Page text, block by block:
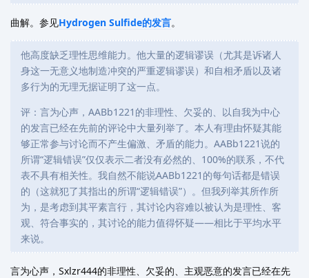
曲解。参见Hydrogen Sulfide的发言。
他高度缺乏理性思维能力。他大量的逻辑谬误（尤其是诉诸人
身这一无意义地制造冲突的严重逻辑谬误）和自相矛盾以及诸
多行为的无理无据证明了这一点。
评：言为心声，AABb1221的非理性、欠妥的、以自我为中心
的发言已经在先前的评论中大量列举了。本人有理由怀疑其能
够正常参与讨论而不产生偏激、矛盾的能力。AABb1221说的
所谓“逻辑错误”仅仅表示二者没有必然的、100%的联系，不代
表不具有相关性。我自然不能说AABb1221的每句话都是错误
的（这就犯了其指出的所谓“逻辑错误”）。但我列举其所作所
为，是考虑到其平素言行，其讨论内容难以被认为是理性、客
观、符合事实的，其讨论的能力值得怀疑——相比于平均水平
来说。
言为心声，Sxlzr444的非理性、欠妥的、主观恶意的发言已经在先